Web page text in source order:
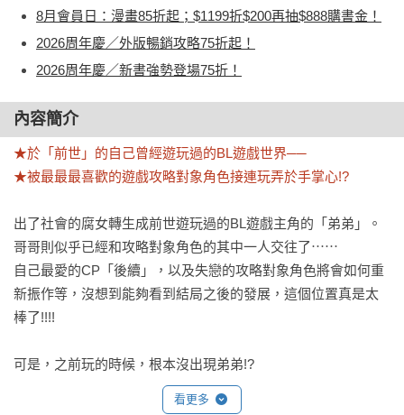
8月會員日：漫畫85折起；$1199折$200再抽$888購書金！
2026周年慶／外版暢銷攻略75折起！
2026周年慶／新書強勢登場75折！
內容簡介
★於「前世」的自己曾經遊玩過的BL遊戲世界──
★被最最最喜歡的遊戲攻略對象角色接連玩弄於手掌心!?
出了社會的腐女轉生成前世遊玩過的BL遊戲主角的「弟弟」。
哥哥則似乎已經和攻略對象角色的其中一人交往了⋯⋯
自己最愛的CP「後續」，以及失戀的攻略對象角色將會如何重
新振作等，沒想到能夠看到結局之後的發展，這個位置真是太
棒了!!!!
可是，之前玩的時候，根本沒出現弟弟!?
看更多